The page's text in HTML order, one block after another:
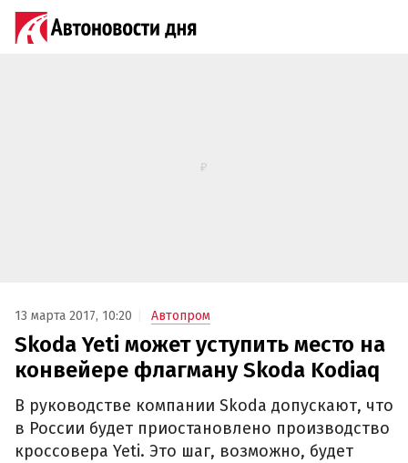
13 марта 2017, 10:20 Автопром
Skoda Yeti может уступить место на
конвейере флагману Skoda Kodiaq
В руководстве компании Skoda допускают, что
в России будет приостановлено производство
кроссовера Yeti. Это шаг, возможно, будет